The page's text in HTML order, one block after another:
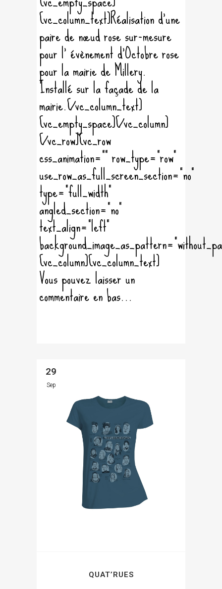
[vc_column_text]Réalisation d'une
paire de nœud rose sur-mesure
pour l' évènement d'Octobre rose
pour la mairie de Millery.
Installé sur la façade de la
mairie.[/vc_column_text]
[vc_empty_space][/vc_column]
[/vc_row][vc_row
css_animation="" row_type="row"
use_row_as_full_screen_section="no"
type="full_width"
angled_section="no"
text_align="left"
[vc_column][vc_column_text]
Vous pouvez laisser un
commentaire en bas...
29
Sep
QUAT’RUES